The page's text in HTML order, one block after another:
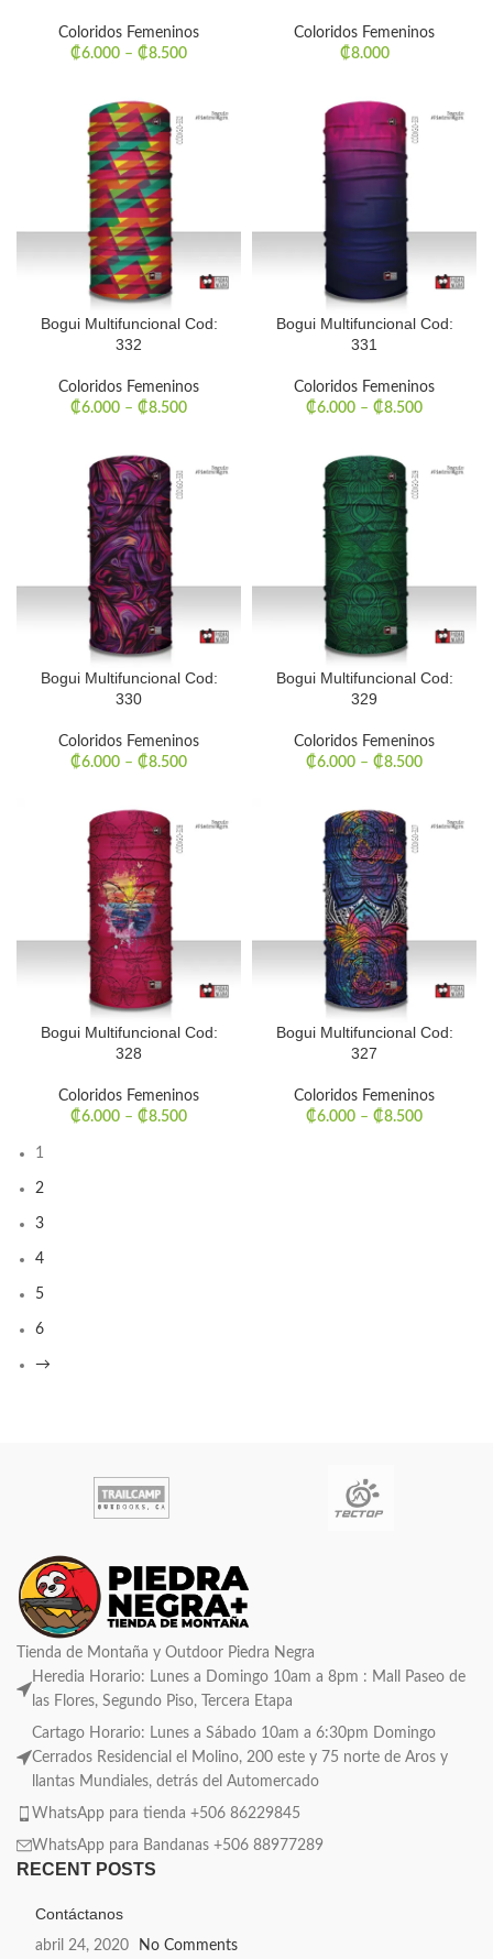
Coloridos Femeninos
₡6.000 – ₡8.500
Coloridos Femeninos
₡8.000
Bogui Multifuncional Cod:
332
Coloridos Femeninos
₡6.000 – ₡8.500
Bogui Multifuncional Cod:
331
Coloridos Femeninos
₡6.000 – ₡8.500
Bogui Multifuncional Cod:
330
Coloridos Femeninos
₡6.000 – ₡8.500
Bogui Multifuncional Cod:
329
Coloridos Femeninos
₡6.000 – ₡8.500
Bogui Multifuncional Cod:
328
Coloridos Femeninos
₡6.000 – ₡8.500
Bogui Multifuncional Cod:
327
Coloridos Femeninos
₡6.000 – ₡8.500
1
2
3
4
5
6
→
Tienda de Montaña y Outdoor Piedra Negra
Heredia Horario: Lunes a Domingo 10am a 8pm : Mall Paseo de
las Flores, Segundo Piso, Tercera Etapa
Cartago Horario: Lunes a Sábado 10am a 6:30pm Domingo
Cerrados Residencial el Molino, 200 este y 75 norte de Aros y
llantas Mundiales, detrás del Automercado
WhatsApp para tienda +506 86229845
WhatsApp para Bandanas +506 88977289
RECENT POSTS
Contáctanos
abril 24, 2020 No Comments